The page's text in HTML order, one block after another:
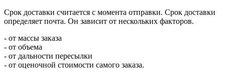
Срок доставки считается с момента отправки. Срок доставки
определяет почта. Он зависит от нескольких факторов.
- от массы заказа
- от объема
- от дальности пересылки
- от оценочной стоимости самого заказа.